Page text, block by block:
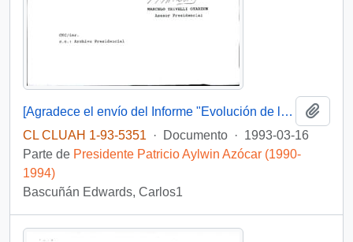
[Agradece el envío del Informe "Evolución de la Actividad Económica en 1992"]
CL CLUAH 1-93-5351
· Documento · 1993-03-16
Parte de Presidente Patricio Aylwin Azócar (1990-
1994)
Bascuñán Edwards, Carlos1